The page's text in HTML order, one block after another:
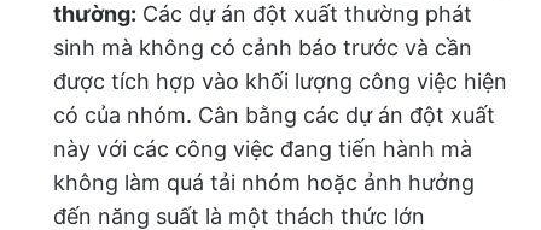
thường: Các dự án đột xuất thường phát
sinh mà không có cảnh báo trước và cần
được tích hợp vào khối lượng công việc hiện
có của nhóm. Cân bằng các dự án đột xuất
này với các công việc đang tiến hành mà
không làm quá tải nhóm hoặc ảnh hưởng
đến năng suất là một thách thức lớn